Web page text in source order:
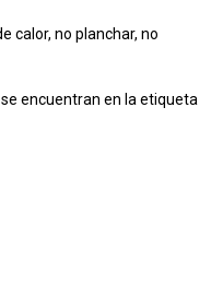
calor, no planchar, no
encuentran en la etiqueta